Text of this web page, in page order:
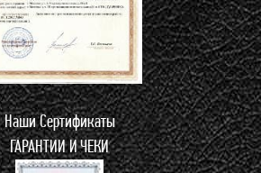
Наши Сертификаты
ГАРАНТИИ И ЧЕКИ